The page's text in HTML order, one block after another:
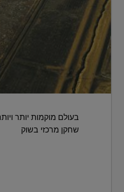
בעולם מוקמות יותר
שחקן מרכזי בשוק